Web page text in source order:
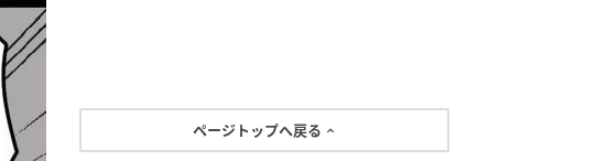
ページトップへ戻る